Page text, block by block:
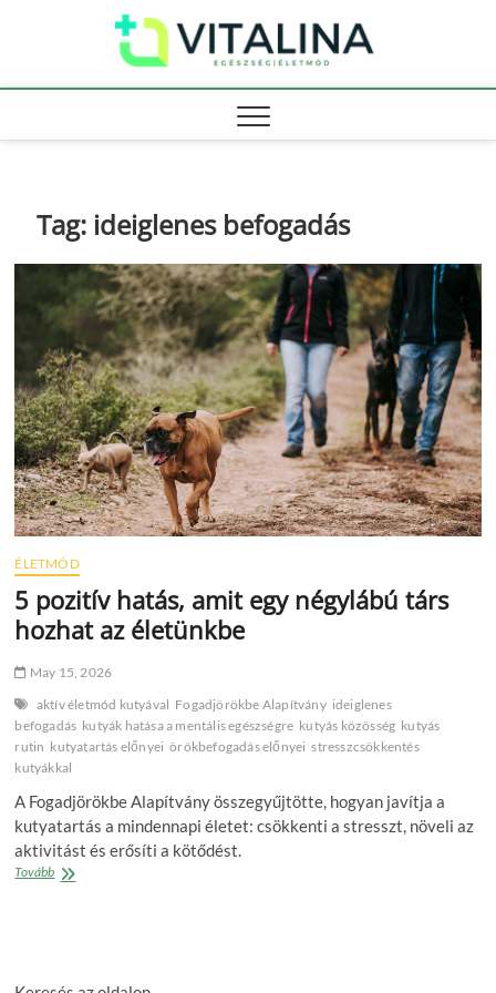
Tag: ideiglenes befogadás
ÉLETMÓD
5 pozitív hatás, amit egy négylábú társ
hozhat az életünkbe
May 15, 2026
aktív életmód kutyával Fogadjörökbe Alapítvány ideiglenes
befogadás kutyák hatása a mentális egészségre kutyás közösség kutyás
rutin kutyatartás előnyei örökbefogadás előnyei stresszcsökkentés
kutyákkal
A Fogadjörökbe Alapítvány összegyűjtötte, hogyan javítja a
kutyatartás a mindennapi életet: csökkenti a stresszt, növeli az
aktivitást és erősíti a kötődést.
Tovább5